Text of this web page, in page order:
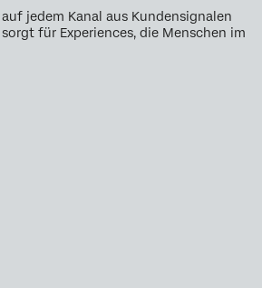
jedem Kanal aus Kundensignalen
für Experiences, die Menschen im